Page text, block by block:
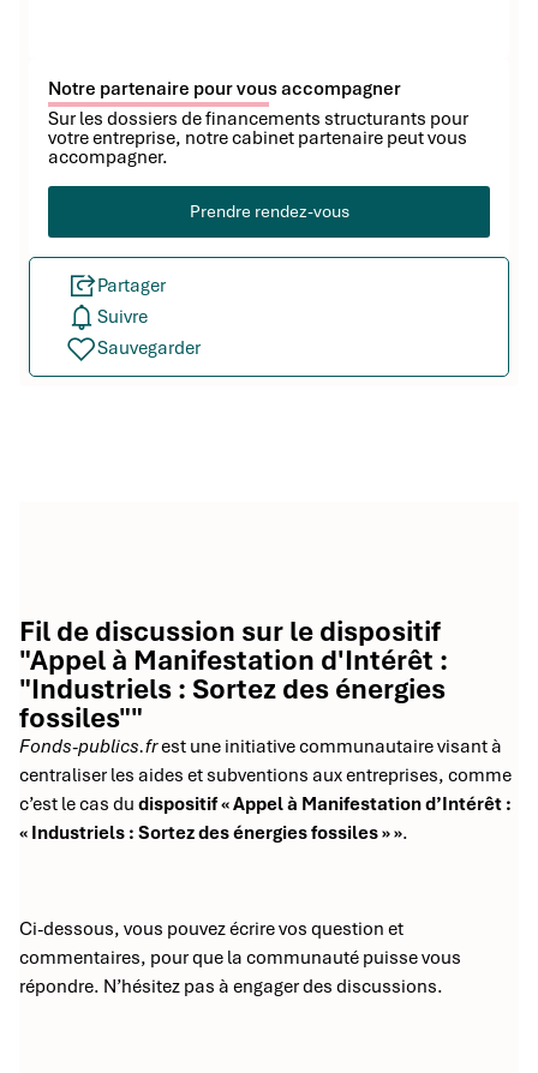
Notre partenaire pour vous accompagner
Sur les dossiers de financements structurants pour
votre entreprise, notre cabinet partenaire peut vous
accompagner.
Prendre rendez-vous
Partager
Suivre
Sauvegarder
Fil de discussion sur le dispositif
"Appel à Manifestation d'Intérêt :
"Industriels : Sortez des énergies
fossiles""
Fonds-publics.frest une initiative communautaire visant à
centraliser les aides et subventions aux entreprises, comme
c’est le cas du dispositif « Appel à Manifestation d’Intérêt :
« Industriels : Sortez des énergies fossiles » ».
Ci-dessous, vous pouvez écrire vos question et
commentaires, pour que la communauté puisse vous
répondre. N’hésitez pas à engager des discussions.